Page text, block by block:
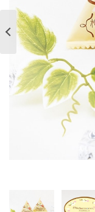
初めての
配送につ